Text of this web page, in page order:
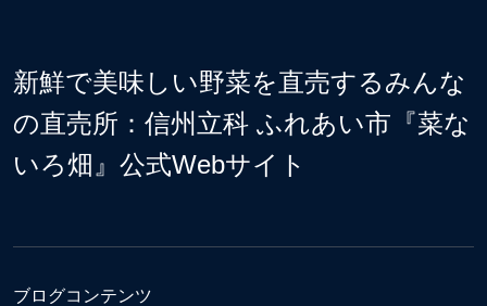
新鮮で美味しい野菜を直売するみんな
の直売所：信州立科 ふれあい市『菜な
いろ畑』公式Webサイト
ブログコンテンツ